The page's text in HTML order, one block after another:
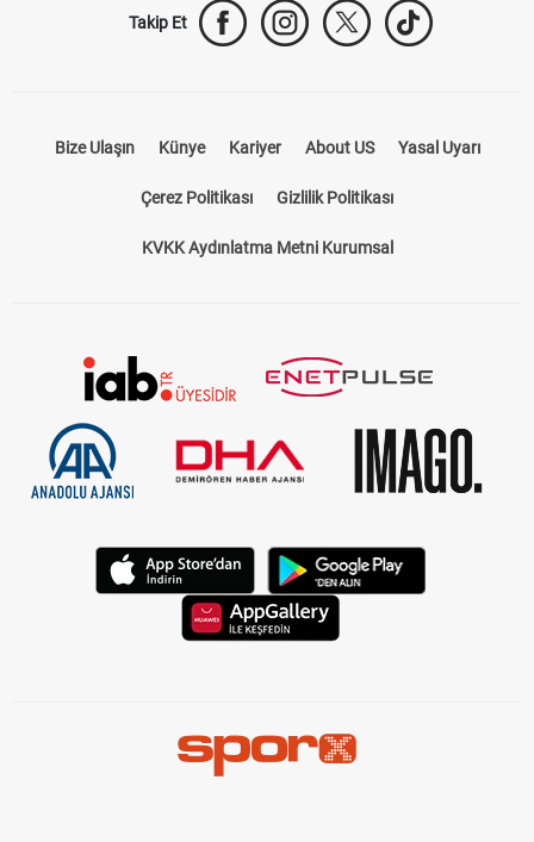
Takip Et
Bize Ulaşın Künye Kariyer About US Yasal Uyarı
Çerez Politikası Gizlilik Politikası
KVKK Aydınlatma Metni Kurumsal